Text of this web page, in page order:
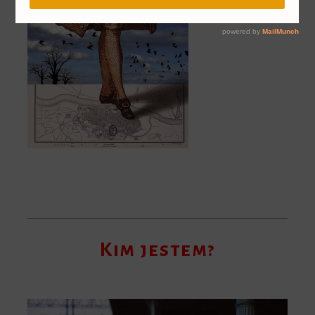
Kim jestem?